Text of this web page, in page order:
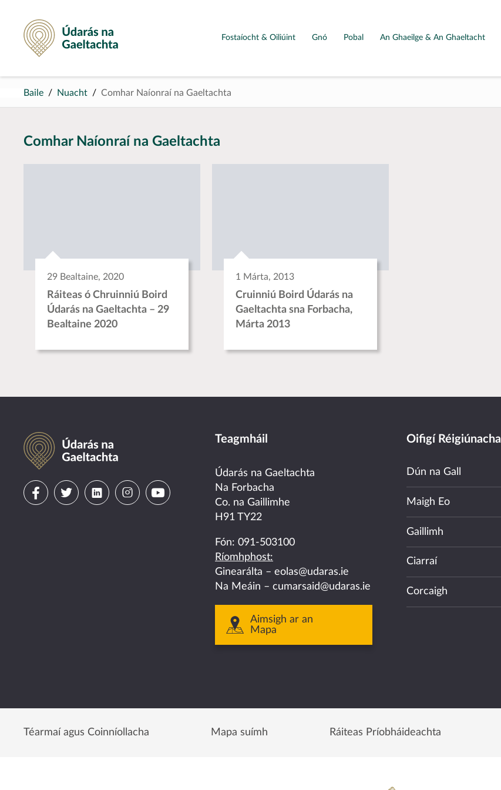
Údarás na Gaeltachta
Fostaíocht & Oiliúint Gnó Pobal An Ghaeilge & An Ghaeltacht
Baile Nuacht Comhar Naíonraí na Gaeltachta
Comhar Naíonraí na Gaeltachta
29 Bealtaine, 2020
Ráiteas ó Chruinniú Boird
Údarás na Gaeltachta – 29
Bealtaine 2020
1 Márta, 2013
Cruinniú Boird Údarás na
Gaeltachta sna Forbacha,
Márta 2013
Údarás na Gaeltachta
VisitVisitVisitVisit
instagram
Visit
youtube
Teagmháil
Údarás na Gaeltachta
Na Forbacha
Co. na Gaillimhe
H91 TY22
Fón: 091-503100
Ríomhphost:
Ginearálta – eolas@udaras.ie
Na Meáin – cumarsaid@udaras.ie
Aimsigh ar an
Mapa
Oifigí Réigiúnacha
Dún na Gall
Maigh Eo
Gaillimh
Ciarraí
Corcaigh
Téarmaí agus Coinníollacha Mapa suímh Ráiteas Príobháideachta